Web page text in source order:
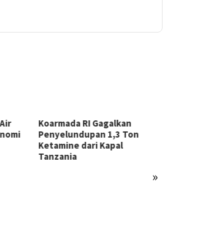
»
Koarmada RI Gagalkan
Penyelundupan 1,3 Ton
Ketamine dari Kapal
Tanzania